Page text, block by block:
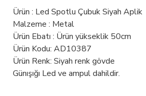
Ürün : Led Spotlu Çubuk Siyah Aplik
Malzeme : Metal
Ürün Ebatı : Ürün yükseklik 50cm
Ürün Kodu: AD10387
Ürün Renk: Siyah renk gövde
Günışığı Led ve ampul dahildir.